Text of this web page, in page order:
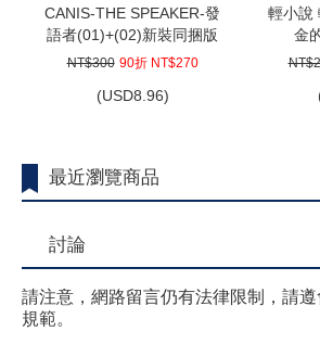
CANIS-THE SPEAKER-發
語者(01)+(02)新裝同捆版
NT$300 90折 NT$270
(USD8.96)
輕小說
金
最近瀏覽商品
討論
請注意，網路留言仍有法律限制，請遵
規範。